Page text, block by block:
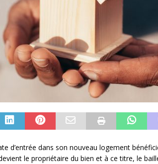
d’entrée dans son nouveau logement
le propriétaire du bien et à ce titre, le